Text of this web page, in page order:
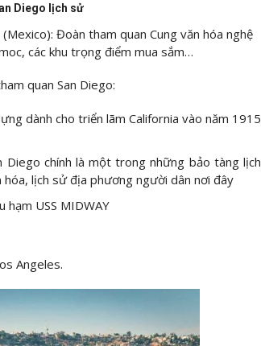
Diego lịch sử
Đoàn tham quan Cung văn hóa nghệ
các khu trọng điểm mua sắm…
quan San Diego:
dành cho triển lãm California vào năm 1915
Diego chính là một trong những bảo tàng lịch
lịch sử địa phương người dân nơi đây
hạm USS MIDWAY
Angeles.